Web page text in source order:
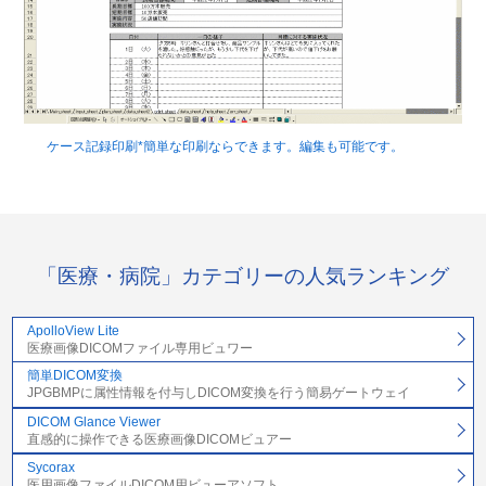
ケース記録印刷*簡単な印刷ならできます。編集も可能です。
「医療・病院」カテゴリーの人気ランキング
ApolloView Lite
医療画像DICOMファイル専用ビュワー
簡単DICOM変換
JPGBMPに属性情報を付与しDICOM変換を行う簡易ゲートウェイ
DICOM Glance Viewer
直感的に操作できる医療画像DICOMビュアー
Sycorax